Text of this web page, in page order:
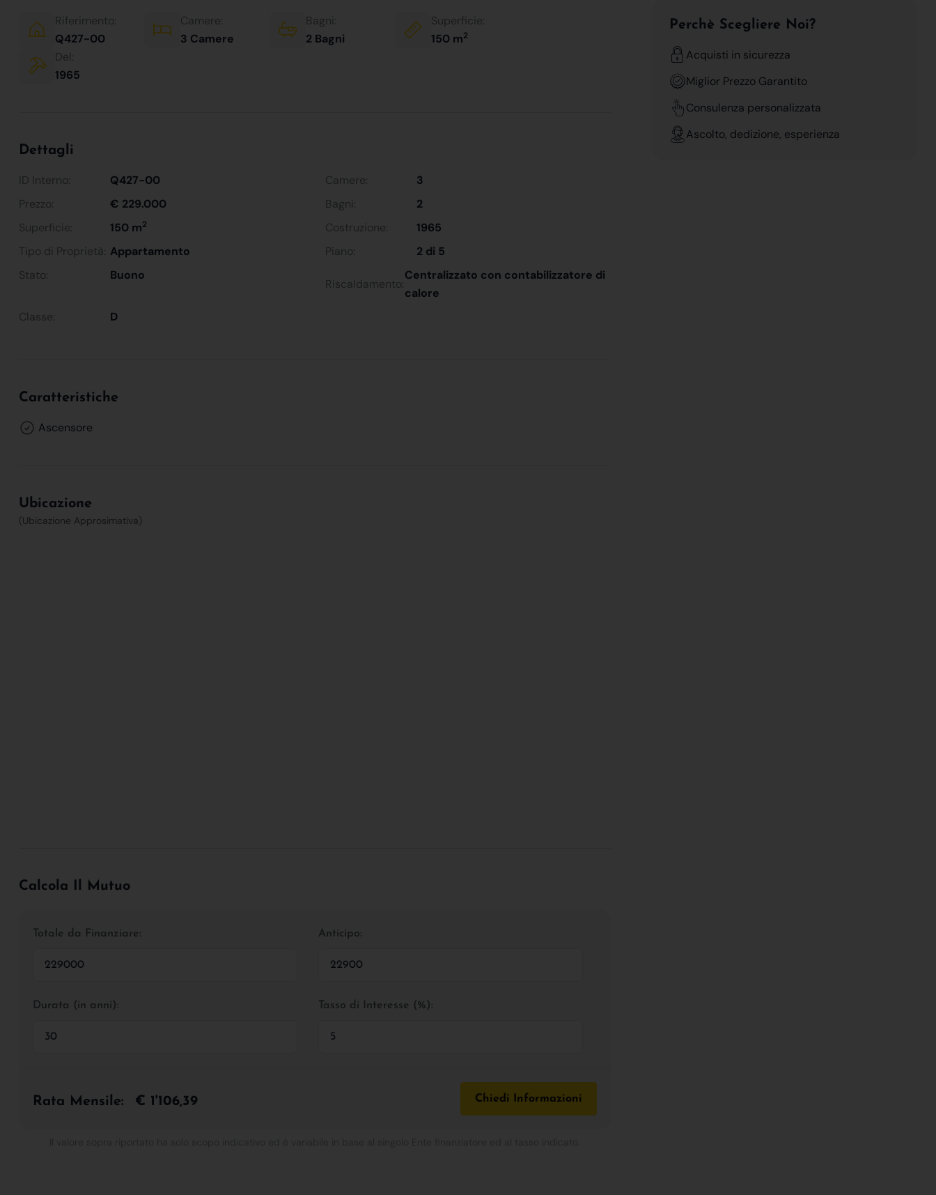
Riferimento:
Q427-00
Camere:
3 Camere
Bagni:
2 Bagni
Superficie:
150 m2
Del:
1965
Dettagli
ID Interno: Q427-00 Camere:
3
Prezzo:
€ 229.000 Bagni:
2
Superficie:
150 m2 Costruzione:
1965
Tipo di Proprietà: Appartamento Piano:
2 di 5
Stato:
Buono
Riscaldamento:
Centralizzato con contabilizzatore di
calore
Classe:
D
Caratteristiche
Ascensore
Ubicazione
(Ubicazione Approsimativa)
Calcola Il Mutuo
Totale da Finanziare: Anticipo:
Durata (in anni): Tasso di Interesse (%):
Rata Mensile: € 1'106,39 Chiedi Informazioni
Perchè Scegliere Noi?
Acquisti in sicurezza
Miglior Prezzo Garantito
Consulenza personalizzata
Ascolto, dedizione, esperienza